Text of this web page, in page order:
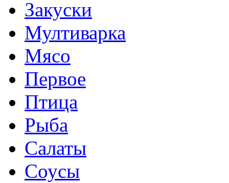
Закуски
Мултиварка
Мясо
Первое
Птица
Рыба
Салаты
Соусы